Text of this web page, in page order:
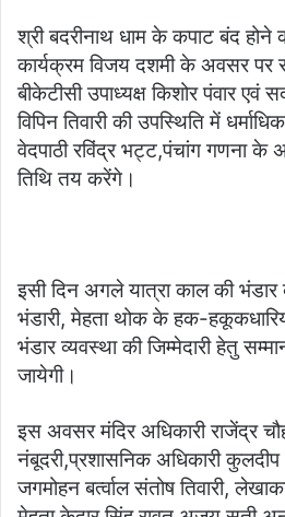
श्री बदरीनाथ धाम के कपाट बंद होने
कार्यक्रम विजय दशमी के अवसर पर
बीकेटीसी उपाध्यक्ष किशोर पंवार एवं
विपिन तिवारी की उपस्थिति में
वेदपाठी रविंद्र भट्ट,पंचांग गणना के
तिथि तय करेंगे।
इसी दिन अगले यात्रा काल की
भंडारी, मेहता थोक के हक-हकूकधारियों
भंडार व्यवस्था की जिम्मेदारी हेतु
जायेगी।
इस अवसर मंदिर अधिकारी राजेंद्र
नंबूदरी,प्रशासनिक अधिकारी
जगमोहन बर्त्वाल संतोष तिवारी,